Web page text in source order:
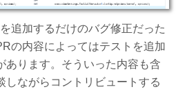
追加するだけのバグ修正だった
の内容によってはテストを追加
あります。そういった内容も含
しながらコントリビュートする